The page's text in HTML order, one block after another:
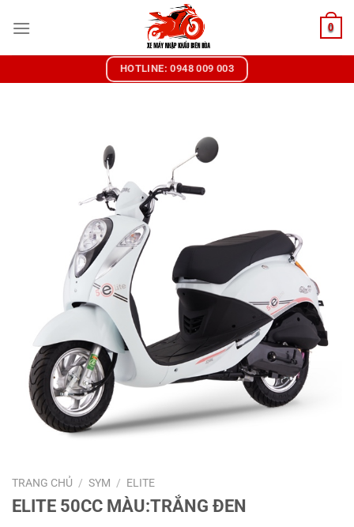
đến
0
HOTLINE: 0948 009 003
TRANG CHỦ / SYM / ELITE
ELITE 50CC MÀU:TRẮNG ĐEN